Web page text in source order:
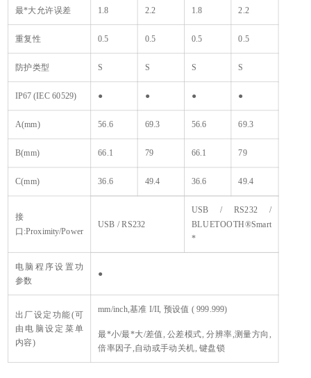
最*大允许误差 1.8 2.2 1.8 2.2
重复性 0.5 0.5 0.5 0.5
防护类型 S S S S
IP67 (IEC 60529) ● ● ● ●
A(mm) 56.6 69.3 56.6 69.3
B(mm) 66.1 79 66.1 79
C(mm) 36.6 49.4 36.6 49.4
接
口:Proximity/Power
USB / RS232
USB / RS232 /
BLUETOOTH®Smart
*
电脑程序设置功
参数
●
出厂设定功能(可
由电脑设定菜单
内容)
mm/inch,基准 I/II, 预设值 ( 999.999)
最*小/最*大/差值, 公差模式, 分辨率,测量方向,
倍率因子,自动或手动关机, 键盘锁